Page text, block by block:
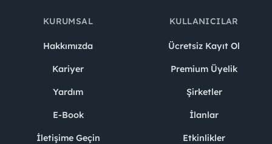
KURUMSAL
Hakkımızda
Kariyer
Yardım
E-Book
İletişime Geçin
KULLANICILAR
Ücretsiz Kayıt Ol
Premium Üyelik
Şirketler
İlanlar
Etkinlikler